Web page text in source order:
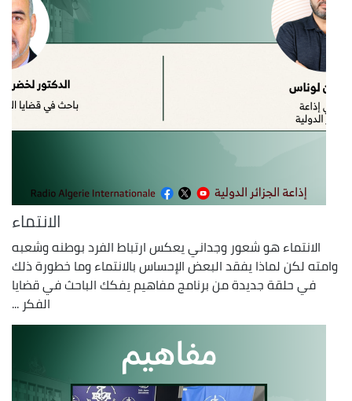
الانتماء
الانتماء هو شعور وجداني يعكس ارتباط الفرد بوطنه وشعبه
وامته لكن لماذا يفقد البعض الإحساس بالانتماء وما خطورة ذلك
في حلقة جديدة من برنامج مفاهيم يفكك الباحث في قضايا
الفكر ...